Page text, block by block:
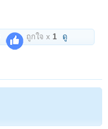
ถูกใจ x1 ดู